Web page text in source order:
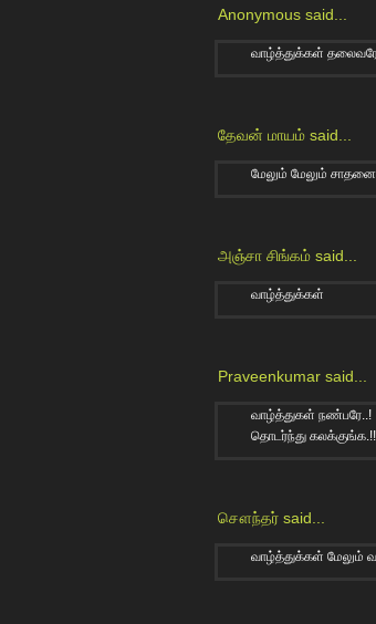
Anonymous said...
வாழ்த்துக்கள்
தேவன் மாயம் said...
மேலும் மேலும்
அஞ்சா சிங்கம் said...
வாழ்த்துக்கள்
Praveenkumar said...
வாழ்த்துகள் நண்பரே..!
தொடர்ந்து
சௌந்தர் said...
வாழ்த்துக்கள் மேலும்